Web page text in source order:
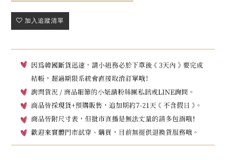
加入追蹤清單